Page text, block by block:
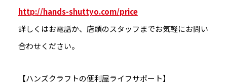
http://hands-shuttyo.com/price
詳しくはお電話か、店頭のスタッフまでお気軽にお問い
合わせください。
【ハンズクラフトの便利屋ライフサポート】